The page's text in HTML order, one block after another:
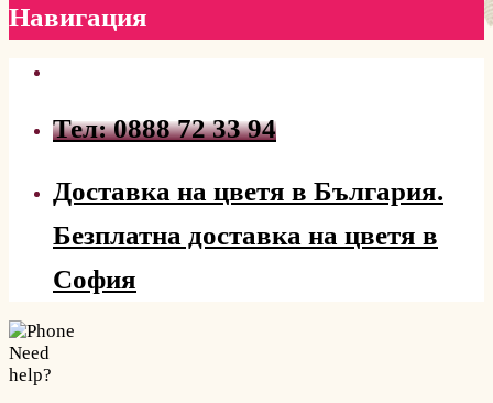
Навигация
Тел: 0888 72 33 94
Доставка на цветя в България.
Безплатна доставка на цветя в
София
Need
help?